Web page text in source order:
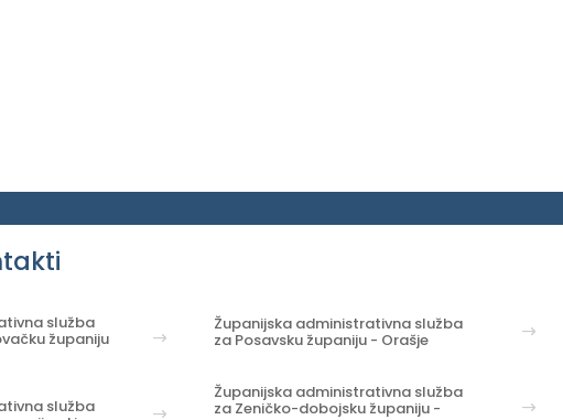
služba
županiju
služba
Županijska administrativna služba
za Posavsku županiju - Orašje
Županijska administrativna služba
za Zeničko-dobojsku županiju -